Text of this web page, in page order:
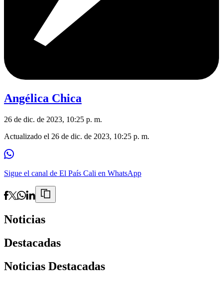
Angélica Chica
26 de dic. de 2023, 10:25 p. m.
Actualizado el 26 de dic. de 2023, 10:25 p. m.
Sigue el canal de El País Cali en WhatsApp
Noticias
Destacadas
Noticias Destacadas